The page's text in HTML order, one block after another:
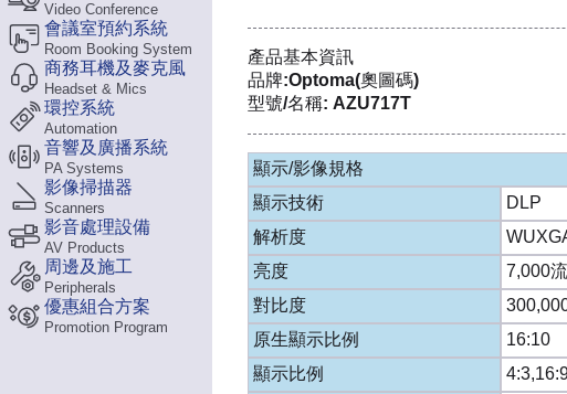
Video Conference
會議室預約系統
Room Booking System
商務耳機及麥克風
Headset & Mics
環控系統
Automation
音響及廣播系統
PA Systems
影像掃描器
Scanners
影音處理設備
AV Products
周邊及施工
Peripherals
優惠組合方案
Promotion Program
產品基本資訊
品牌:Optoma(奧圖碼)
型號/名稱: AZU717T
顯示/影像規格
顯示技術
DLP
解析度
亮度
7,000
對比度
原生顯示比例
16:10
顯示比例